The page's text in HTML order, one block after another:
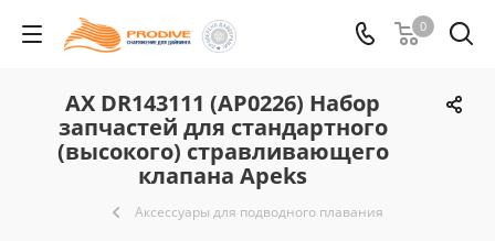
0
AX DR143111 (AP0226) Набор
запчастей для стандартного
(высокого) стравливающего
клапана Apeks
Аксессуары для подводного плавания